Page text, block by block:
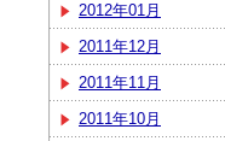
2012年01月
2011年12月
2011年11月
2011年10月